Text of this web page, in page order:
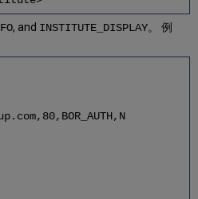
, and INSTITUTE_DISPLAY。 例